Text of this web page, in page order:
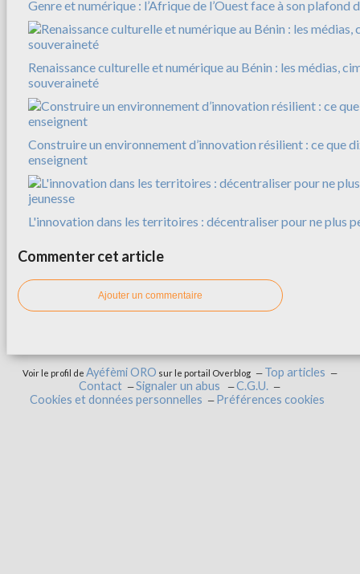
Genre et numérique : l’Afrique de l’Ouest face à son plafond
Renaissance culturelle et numérique au Bénin : les médias,
souveraineté
Construire un environnement d’innovation résilient : ce que
enseignent
L'innovation dans les territoires : décentraliser pour ne plus
Commenter cet article
Ajouter un commentaire
Voir le profil de Ayéfèmi ORO sur le portail Overblog
Top articles
Contact
Signaler un abus
C.G.U.
Cookies et données personnelles
Préférences cookies